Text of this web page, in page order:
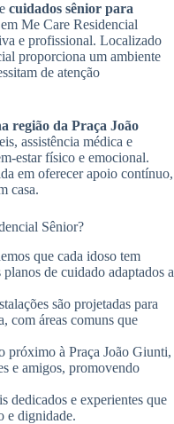
cuidados sênior para
Me Care Residencial
e profissional. Localizado
proporciona um ambiente
de atenção
região da Praça João
assistência médica e
estar físico e emocional.
em oferecer apoio contínuo,
casa.
Sênior?
que cada idoso tem
de cuidado adaptados a
são projetadas para
com áreas comuns que
próximo à Praça João Giunti,
e amigos, promovendo
dedicados e experientes que
e dignidade.